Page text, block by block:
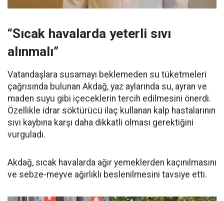
“Sıcak havalarda yeterli sıvı
alınmalı”
Vatandaşlara susamayı beklemeden su tüketmeleri
çağrısında bulunan Akdağ, yaz aylarında su, ayran ve
maden suyu gibi içeceklerin tercih edilmesini önerdi.
Özellikle idrar söktürücü ilaç kullanan kalp hastalarının
sıvı kaybına karşı daha dikkatli olması gerektiğini
vurguladı.
Akdağ, sıcak havalarda ağır yemeklerden kaçınılmasını
ve sebze-meyve ağırlıklı beslenilmesini tavsiye etti.